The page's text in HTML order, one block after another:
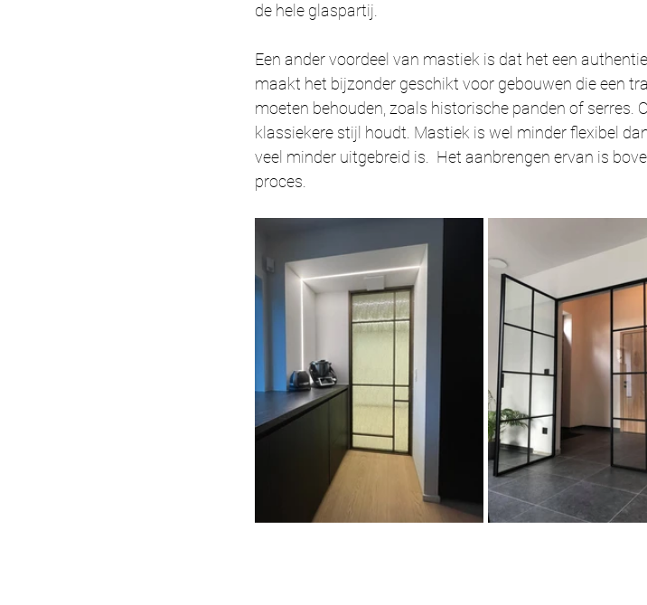
de hele glaspartij.
Een ander voordeel van mastiek is dat het een
maakt het bijzonder geschikt voor gebouwen die een
moeten behouden, zoals historische panden of serres.
klassiekere stijl houdt. Mastiek is wel minder flexibel
veel minder uitgebreid is.  Het aanbrengen ervan is
proces.